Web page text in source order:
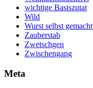
wichtige Basiszutat
Wild
Wurst selbst gemacht
Zauberstab
Zwetschgen
Zwischengang
Meta